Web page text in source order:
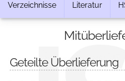
Verzeichnisse Literatur
Geteilte Überlieferung